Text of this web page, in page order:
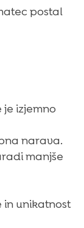
doma
mačke
rex mačke
postal
izjemno
narava.
manjše
in unikatnost